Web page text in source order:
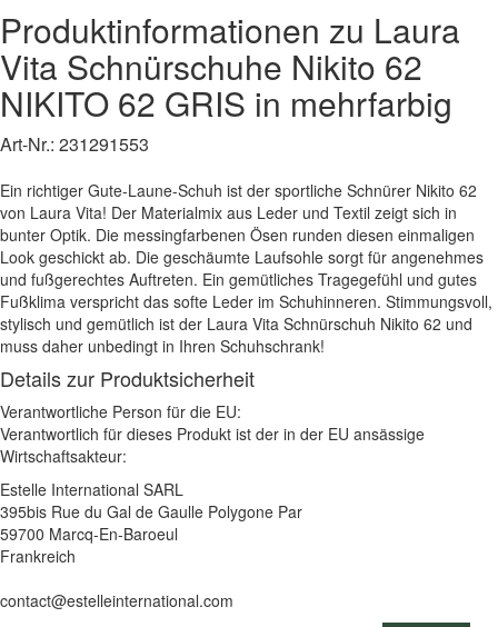
Produktinformationen zu Laura
Vita Schnürschuhe Nikito 62
NIKITO 62 GRIS in mehrfarbig
Art-Nr.: 231291553
Ein richtiger Gute-Laune-Schuh ist der sportliche Schnürer Nikito 62
von Laura Vita! Der Materialmix aus Leder und Textil zeigt sich in
bunter Optik. Die messingfarbenen Ösen runden diesen einmaligen
Look geschickt ab. Die geschäumte Laufsohle sorgt für angenehmes
und fußgerechtes Auftreten. Ein gemütliches Tragegefühl und gutes
Fußklima verspricht das softe Leder im Schuhinneren. Stimmungsvoll,
stylisch und gemütlich ist der Laura Vita Schnürschuh Nikito 62 und
muss daher unbedingt in Ihren Schuhschrank!
Details zur Produktsicherheit
Verantwortliche Person für die EU:
Verantwortlich für dieses Produkt ist der in der EU ansässige
Wirtschaftsakteur:
Estelle International SARL
395bis Rue du Gal de Gaulle Polygone Par
59700 Marcq-En-Baroeul
Frankreich
contact@estelleinternational.com